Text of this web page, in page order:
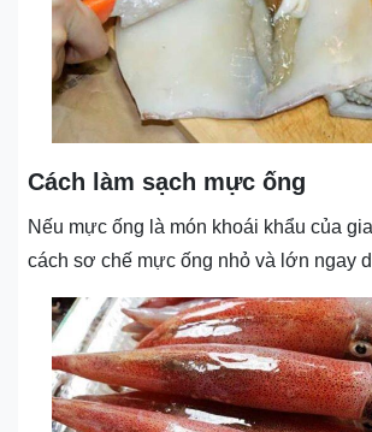
Cách làm sạch mực ống
Nếu mực ống là món khoái khẩu của
cách sơ chế mực ống nhỏ và lớn ngay